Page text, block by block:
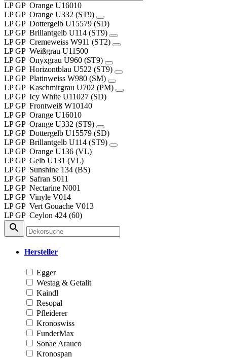
LP GP Orange U16010
LP GP Orange U332 (ST9)
LP GP Dottergelb U15579 (SD)
LP GP Brillantgelb U114 (ST9)
LP GP Cremeweiss W911 (ST2)
LP GP Weißgrau U11500
LP GP Onyxgrau U960 (ST9)
LP GP Horizontblau U522 (ST9)
LP GP Platinweiss W980 (SM)
LP GP Kaschmirgrau U702 (PM)
LP GP Icy White U11027 (SD)
LP GP Frontweiß W10140
LP GP Orange U16010
LP GP Orange U332 (ST9)
LP GP Dottergelb U15579 (SD)
LP GP Brillantgelb U114 (ST9)
LP GP Orange U136 (VL)
LP GP Gelb U131 (VL)
LP GP Sunshine 134 (BS)
LP GP Safran S011
LP GP Nectarine N001
LP GP Vinyle V014
LP GP Vert Gouache V013
LP GP Ceylon 424 (60)
Hersteller
Egger
Westag & Getalit
Kaindl
Resopal
Pfleiderer
Kronoswiss
FunderMax
Sonae Arauco
Kronospan